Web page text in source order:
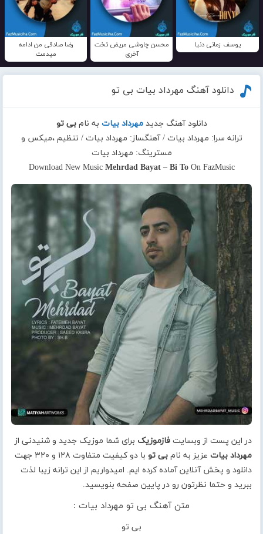
یوسف زمانی دنیا
محسن چاوشی مریض تخت
آخری
رضا صادقی من ادامه
میدمت
دانلود آهنگ مهرداد بیات بی تو
دانلود آهنگ جدیدمهرداد بیات به نامبی تو
ترانه سرا: مهرداد بیات / آهنگساز: مهرداد بیات / تنظیم ،میکس و
مسترینگ: مهرداد بیات
Download New Music Mehrdad Bayat– Bi ToOn FazMusic
در این پست از وبسایتفازموزیک برای شما موزیک جدید و شنیدنی از
مهرداد بیات عزیز به نامبی تو
با دو کیفیت متفاوت ۱۲۸ و ۳۲۰ جهت
دانلود و پخش آنلاین آماده کرده ایم. امیدواریم از این ترانه زیبا لذت
ببرید و حتما نظرتون رو در پایین صفحه بنویسید.
متن آهنگ بی تو مهرداد بیات :
بی تو